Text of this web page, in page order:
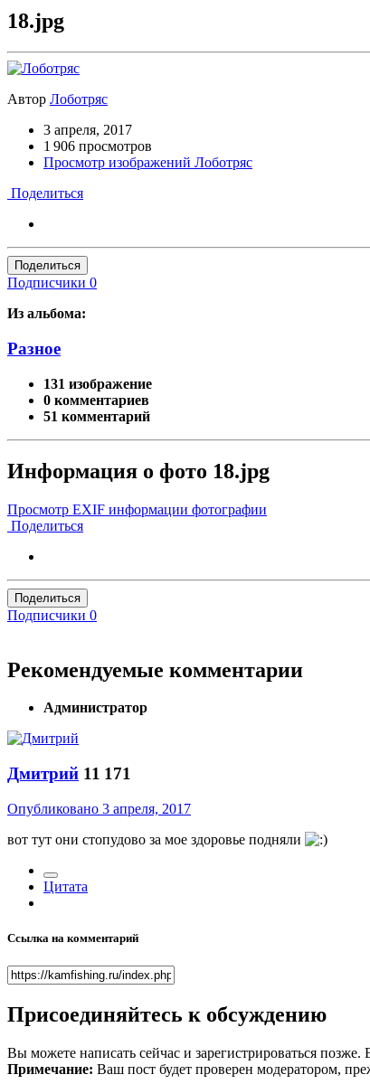
18.jpg
Автор Лоботряс
3 апреля, 2017
1 906 просмотров
Просмотр изображений Лоботряс
Поделиться
Поделиться
Подписчики 0
Из альбома:
Разное
131 изображение
0 комментариев
51 комментарий
Информация о фото 18.jpg
Просмотр EXIF информации фотографии
Поделиться
Поделиться
Подписчики 0
Рекомендуемые комментарии
Администратор
Дмитрий 11 171
Опубликовано 3 апреля, 2017
вот тут они стопудово за мое здоровье подняли
Цитата
Ссылка на комментарий
Присоединяйтесь к обсуждению
Вы можете написать сейчас и зарегистрироваться позже.
Примечание: Ваш пост будет проверен модератором,